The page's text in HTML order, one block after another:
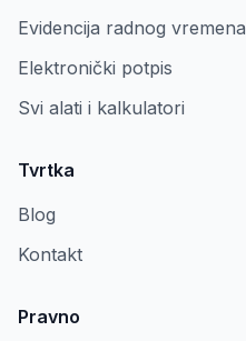
Evidencija radnog vremena
Elektronički potpis
Svi alati i kalkulatori
Tvrtka
Blog
Kontakt
Pravno